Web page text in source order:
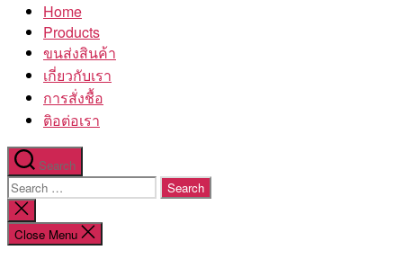
โรงงานHome
Products
ขนส่งสินค้า
เกี่ยวกับเรา
การสั่งชื้อ
ติอต่อเรา
Search
Search
for:
Close
search
Close Menu